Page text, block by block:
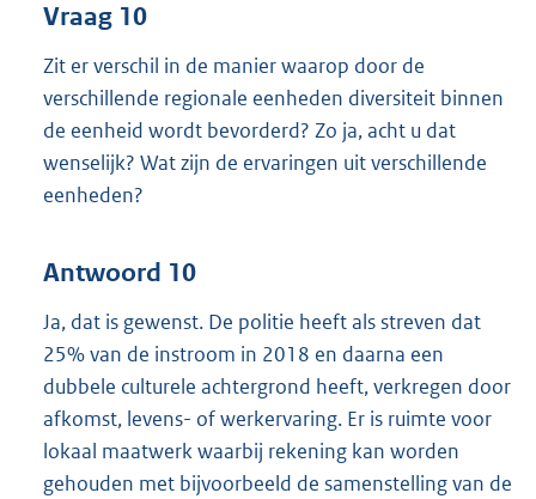
Vraag 10
Zit er verschil in de manier waarop door de
verschillende regionale eenheden diversiteit binnen
de eenheid wordt bevorderd? Zo ja, acht u dat
wenselijk? Wat zijn de ervaringen uit verschillende
eenheden?
Antwoord 10
Ja, dat is gewenst. De politie heeft als streven dat
25% van de instroom in 2018 en daarna een
dubbele culturele achtergrond heeft, verkregen door
afkomst, levens- of werkervaring. Er is ruimte voor
lokaal maatwerk waarbij rekening kan worden
gehouden met bijvoorbeeld de samenstelling van de